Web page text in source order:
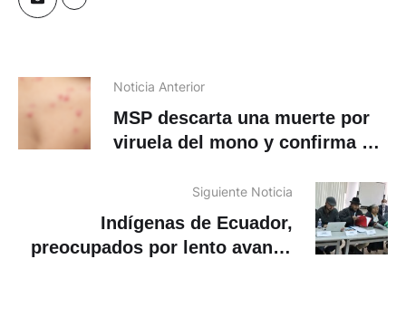
Noticia Anterior
MSP descarta una muerte por
viruela del mono y confirma el
Siguiente Noticia
Indígenas de Ecuador,
preocupados por lento avance